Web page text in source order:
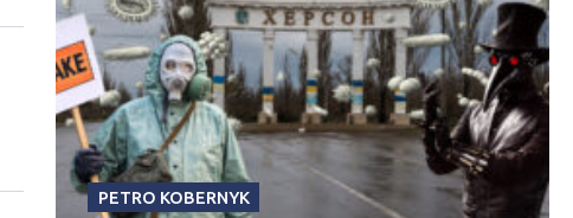
PETRO KOBERNYK